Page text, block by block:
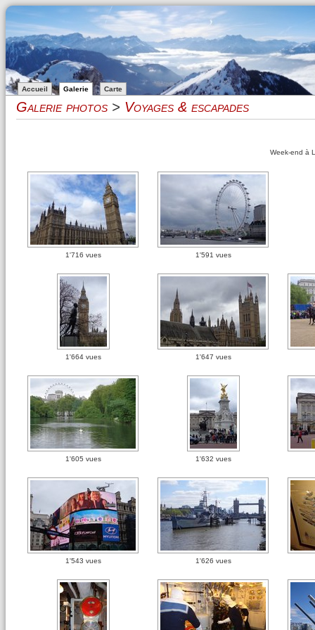
Accueil Galerie Carte
Galerie photos > Voyages & escapades
Week-end à
1'716 vues 1'591 vues
1'664 vues 1'647 vues
1'605 vues 1'632 vues
1'543 vues 1'626 vues